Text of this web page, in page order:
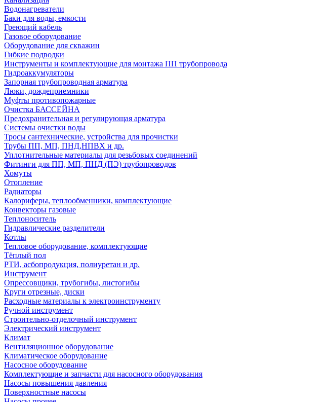
Водонагреватели
Баки для воды, емкости
Греющий кабель
Газовое оборудование
Оборудование для скважин
Гибкие подводки
Инструменты и комплектующие для монтажа ПП трубопровода
Гидроаккумуляторы
Запорная трубопроводная арматура
Люки, дождеприемники
Муфты противопожарные
Очистка БАССЕЙНА
Предохранительная и регулирующая арматура
Системы очистки воды
Тросы сантехнические, устройства для прочистки
Трубы ПП, МП, ПНД,НПВХ и др.
Уплотнительные материалы для резьбовых соединений
Фитинги для ПП, МП, ПНД (ПЭ) трубопроводов
Хомуты
Отопление
Радиаторы
Калориферы, теплообменники, комплектующие
Конвекторы газовые
Теплоноситель
Гидравлические разделители
Котлы
Тепловое оборудование, комплектующие
Тёплый пол
РТИ, асбопродукция, полиуретан и др.
Инструмент
Опрессовщики, трубогибы, листогибы
Круги отрезные, диски
Расходные материалы к электроинструменту
Ручной инструмент
Строительно-отделочный инструмент
Электрический инструмент
Климат
Вентиляционное оборудование
Климатическое оборудование
Насосное оборудование
Комплектующие и запчасти для насосного оборудования
Насосы повышения давления
Поверхностные насосы